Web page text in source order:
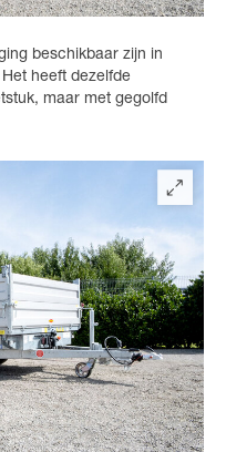
beschikbaar zijn in
heeft dezelfde
maar met gegolfd